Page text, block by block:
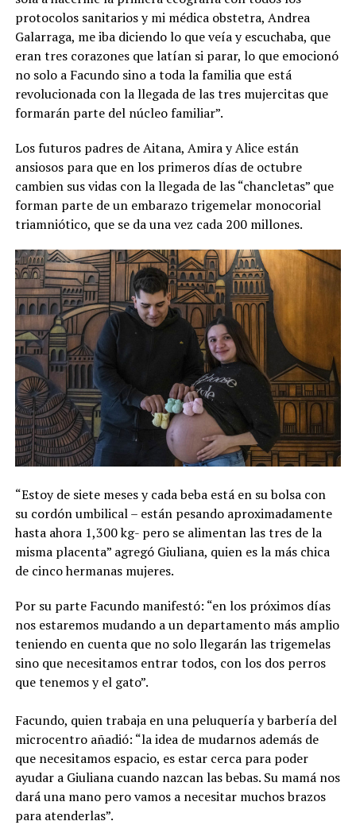
protocolos sanitarios y mi médica obstetra, Andrea
Galarraga, me iba diciendo lo que veía y escuchaba, que
eran tres corazones que latían si parar, lo que emocionó
no solo a Facundo sino a toda la familia que está
revolucionada con la llegada de las tres mujercitas que
formarán parte del núcleo familiar”.
Los futuros padres de Aitana, Amira y Alice están
ansiosos para que en los primeros días de octubre
cambien sus vidas con la llegada de las “chancletas” que
forman parte de un embarazo trigemelar monocorial
triamniótico, que se da una vez cada 200 millones.
“Estoy de siete meses y cada beba está en su bolsa con
su cordón umbilical – están pesando aproximadamente
hasta ahora 1,300 kg- pero se alimentan las tres de la
misma placenta” agregó Giuliana, quien es la más chica
de cinco hermanas mujeres.
Por su parte Facundo manifestó: “en los próximos días
nos estaremos mudando a un departamento más amplio
teniendo en cuenta que no solo llegarán las trigemelas
sino que necesitamos entrar todos, con los dos perros
que tenemos y el gato”.
Facundo, quien trabaja en una peluquería y barbería del
microcentro añadió: “la idea de mudarnos además de
que necesitamos espacio, es estar cerca para poder
ayudar a Giuliana cuando nazcan las bebas. Su mamá nos
dará una mano pero vamos a necesitar muchos brazos
para atenderlas”.